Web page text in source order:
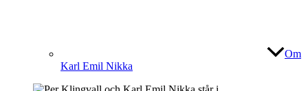
Om
Karl Emil Nikka